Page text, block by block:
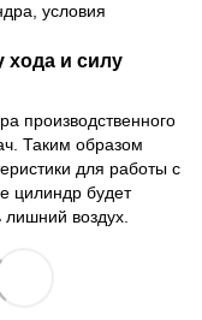
условия
хода и силу
производственного
Таким образом
для работы с
цилиндр будет
воздух.